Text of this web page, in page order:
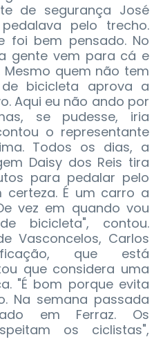
de segurança José
pelo trecho.
foi bem pensado. No
gente vem para cá e
quem não tem
bicicleta aprova a
Aqui eu não ando por
se pudesse, iria
o representante
Todos os dias, a
Daisy dos Reis tira
para pedalar pelo
certeza. É um carro a
vez em quando vou
bicicleta", contou.
Vasconcelos, Carlos
que está
que considera uma
"É bom porque evita
Na semana passada
em Ferraz. Os
os ciclistas",